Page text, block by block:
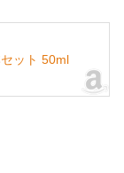
ット 50ml